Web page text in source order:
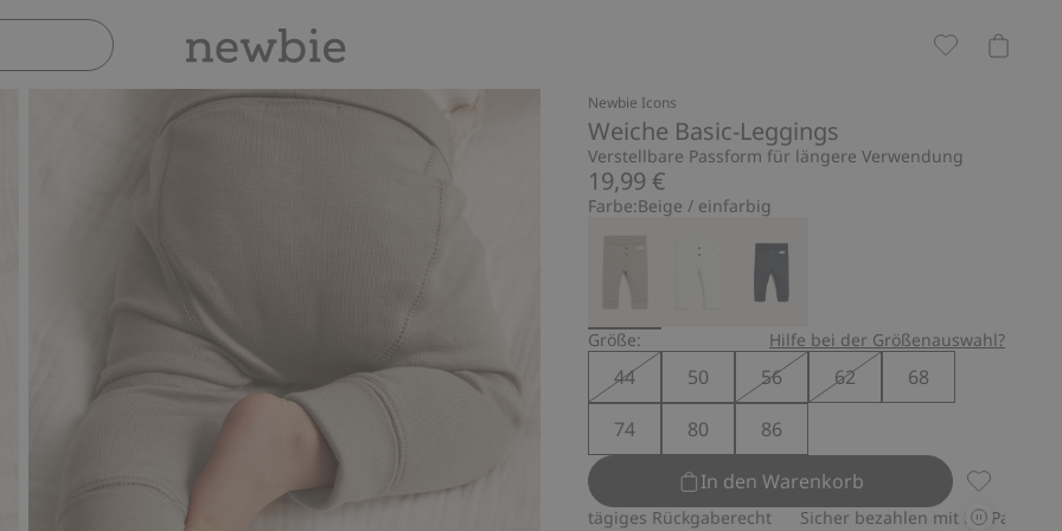
Newbie Icons
Weiche Basic-Leggings
Verstellbare Passform für längere Verwendung
19,99 €
Farbe:Beige / einfarbig
Größe: Hilfe bei der Größenauswahl?
44 50 56 62
68
74
80
86
In den Warenkorb
Weiche
Sicher bezahlen mit PayPal & Apple Pay 30-tägiges Rückgaberecht Sicher bezahlen mit PayPal & Apple Pay